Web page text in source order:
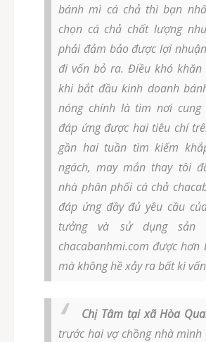
bánh mì cá chả thì bạn
chọn cá chả chất lượng
phải đảm bảo được lợi
đi vốn bỏ ra. Điều khó
khi bắt đầu kinh doanh
nóng chính là tìm nơi cung
đáp ứng được hai tiêu chí
gần hai tuần tìm kiếm
ngách, may mắn thay tôi
nhà phân phối cá chả
đáp ứng đầy đủ yêu cầu
tưởng và sử dụng sản
chacabanhmi.com được hơn
mà không hề xảy ra bất kì
Chị Tâm tại xã Hòa
trước hai vợ chồng nhà